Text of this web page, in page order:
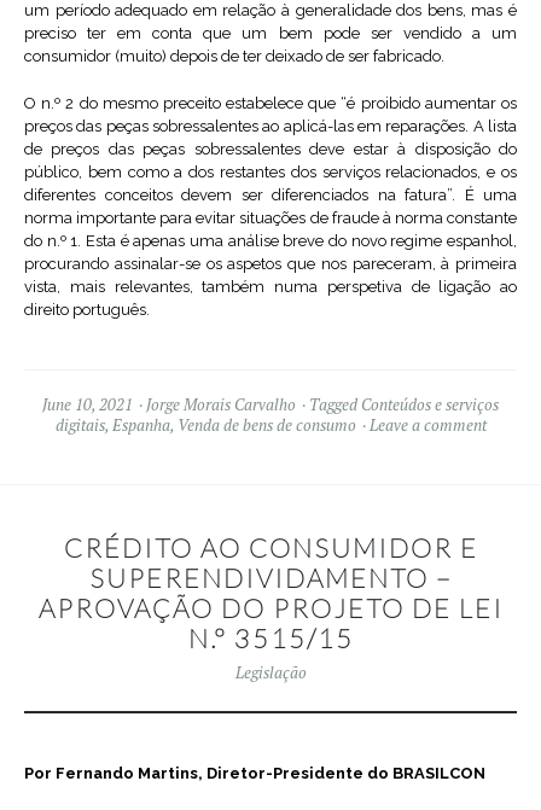
um período adequado em relação à generalidade dos bens, mas é
preciso ter em conta que um bem pode ser vendido a um
consumidor (muito) depois de ter deixado de ser fabricado.
O n.º 2 do mesmo preceito estabelece que “é proibido aumentar os
preços das peças sobressalentes ao aplicá-las em reparações. A lista
de preços das peças sobressalentes deve estar à disposição do
público, bem como a dos restantes dos serviços relacionados, e os
diferentes conceitos devem ser diferenciados na fatura”. É uma
norma importante para evitar situações de fraude à norma constante
do n.º 1. Esta é apenas uma análise breve do novo regime espanhol,
procurando assinalar-se os aspetos que nos pareceram, à primeira
vista, mais relevantes, também numa perspetiva de ligação ao
direito português.
June 10, 2021 Jorge Morais Carvalho Tagged Conteúdos e serviços
digitais, Espanha, Venda de bens de consumo Leave a comment
CRÉDITO AO CONSUMIDOR E
SUPERENDIVIDAMENTO –
APROVAÇÃO DO PROJETO DE LEI
N.º 3515/15
Legislação
Por Fernando Martins, Diretor-Presidente do BRASILCON